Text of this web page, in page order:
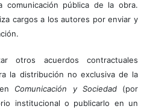
pública de la obra.
cargos a los autores por enviar y
otros acuerdos contractuales
la distribución no exclusiva de la
Comunicación y Sociedad(por
institucional o publicarlo en un